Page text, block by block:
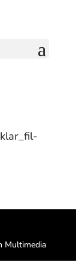
Multimedia